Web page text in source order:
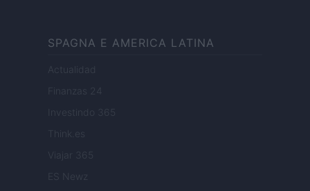
SPAGNA E AMERICA LATINA
Actualidad
Finanzas 24
Investindo 365
Think.es
Viajar 365
ES Newz